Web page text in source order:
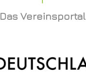
Das Vereinsportal